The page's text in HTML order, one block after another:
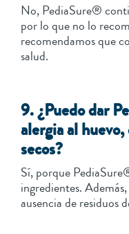
No, PediaSure®
por lo que no lo
recomendamos que
salud.
9. ¿Puedo dar
alergia al
secos?
Sí, porque
ingredientes.
ausencia de residuos